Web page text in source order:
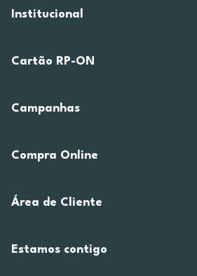
Institucional
Cartão RP-ON
Campanhas
Compra Online
Área de Cliente
Estamos contigo